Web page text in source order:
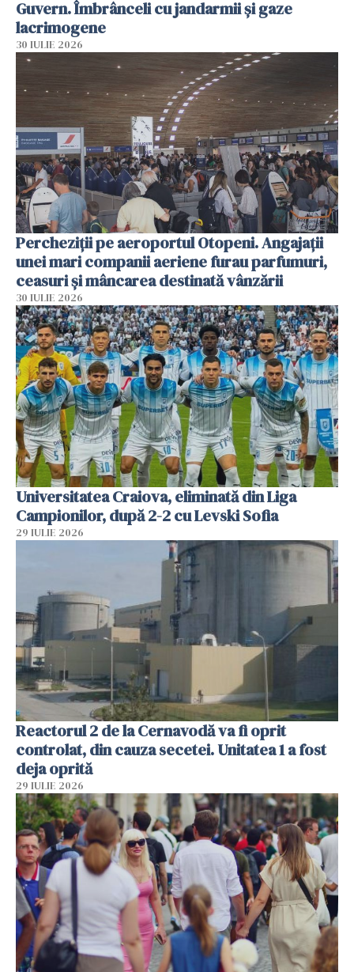
Guvern. Îmbrânceli cu jandarmii și gaze
lacrimogene
30 IULIE 2026
Percheziții pe aeroportul Otopeni. Angajații
unei mari companii aeriene furau parfumuri,
ceasuri și mâncarea destinată vânzării
30 IULIE 2026
Universitatea Craiova, eliminată din Liga
Campionilor, după 2-2 cu Levski Sofia
29 IULIE 2026
Reactorul 2 de la Cernavodă va fi oprit
controlat, din cauza secetei. Unitatea 1 a fost
deja oprită
29 IULIE 2026